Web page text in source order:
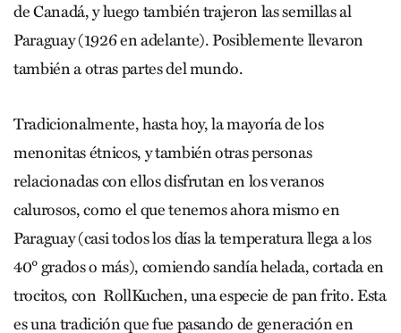
de Canadá, y luego también trajeron las semillas al
Paraguay (1926 en adelante). Posiblemente llevaron
también a otras partes del mundo.
Tradicionalmente, hasta hoy, la mayoría de los
menonitas étnicos, y también otras personas
relacionadas con ellos disfrutan en los veranos
calurosos, como el que tenemos ahora mismo en
Paraguay (casi todos los días la temperatura llega a los
40° grados o más), comiendo sandía helada, cortada en
trocitos, con RollKuchen, una especie de pan frito. Esta
es una tradición que fue pasando de generación en